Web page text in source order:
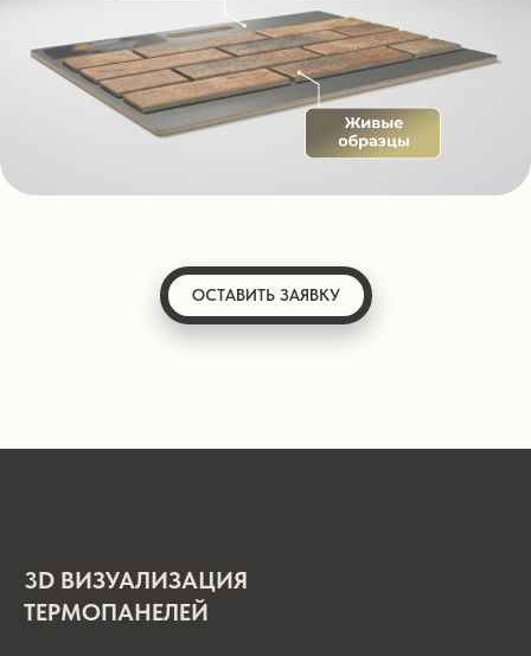
ОСТАВИТЬ ЗАЯВКУ
3D ВИЗУАЛИЗАЦИЯ
ТЕРМОПАНЕЛЕЙ